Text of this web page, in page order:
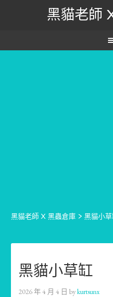
黑貓老師
黑貓老師 X 黑蟲倉庫 >黑貓小
黑貓小草缸
2026 年 4 月 4 日 bykurtsunx